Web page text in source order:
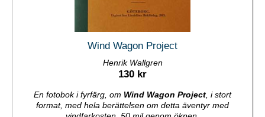
Wind Wagon Project
Henrik Wallgren
130 kr
En fotobok i fyrfärg, om Wind Wagon Project , i stort
format, med hela berättelsen om detta äventyr med